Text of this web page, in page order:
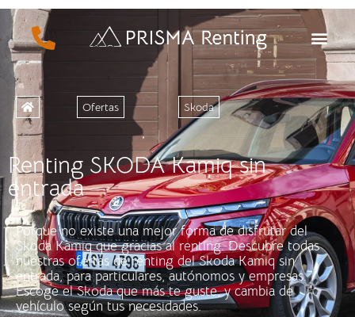
Ofertas Skoda
Renting SKODA Kamiq sin
entrada
Porque no existe una mejor forma de disfrutar del
Skoda Kamiq que gracias al renting. Descubre todas
nuestras ofertas de renting del Skoda Kamiq sin
entrada, para particulares, autónomos y empresas.
Escoge el Skoda que más te guste, y cambia de
vehículo según tus necesidades.